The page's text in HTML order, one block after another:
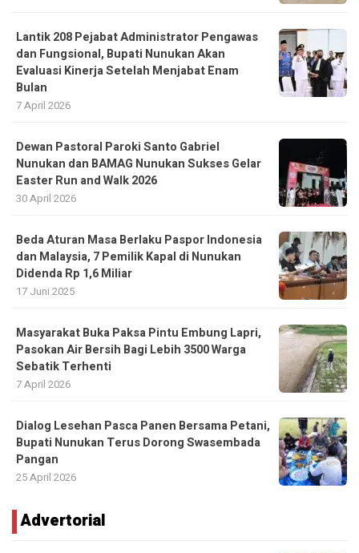
Lantik 208 Pejabat Administrator Pengawas
dan Fungsional, Bupati Nunukan Akan
Evaluasi Kinerja Setelah Menjabat Enam
Bulan
7 April 2026
Dewan Pastoral Paroki Santo Gabriel
Nunukan dan BAMAG Nunukan Sukses Gelar
Easter Run and Walk 2026
30 April 2026
Beda Aturan Masa Berlaku Paspor Indonesia
dan Malaysia, 7 Pemilik Kapal di Nunukan
Didenda Rp 1,6 Miliar
17 Juni 2025
Masyarakat Buka Paksa Pintu Embung Lapri,
Pasokan Air Bersih Bagi Lebih 3500 Warga
Sebatik Terhenti
7 April 2026
Dialog Lesehan Pasca Panen Bersama Petani,
Bupati Nunukan Terus Dorong Swasembada
Pangan
25 April 2026
Advertorial